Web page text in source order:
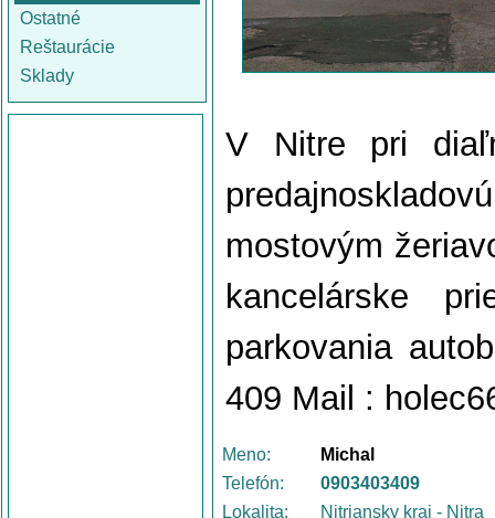
Ostatné
Reštaurácie
Sklady
V Nitre pri
mostovým
kancelárske
parkovania
409 Mail :
Meno:
Michal
Telefón:
0903403409
Lokalita:
Nitriansky kraj - Nitra